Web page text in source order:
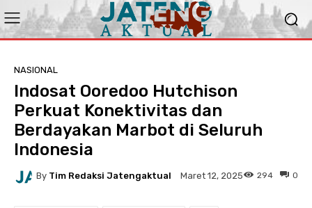
NASIONAL
Indosat Ooredoo Hutchison
Perkuat Konektivitas dan
Berdayakan Marbot di Seluruh
Indonesia
By Tim Redaksi Jatengaktual Maret 12, 2025 0
294